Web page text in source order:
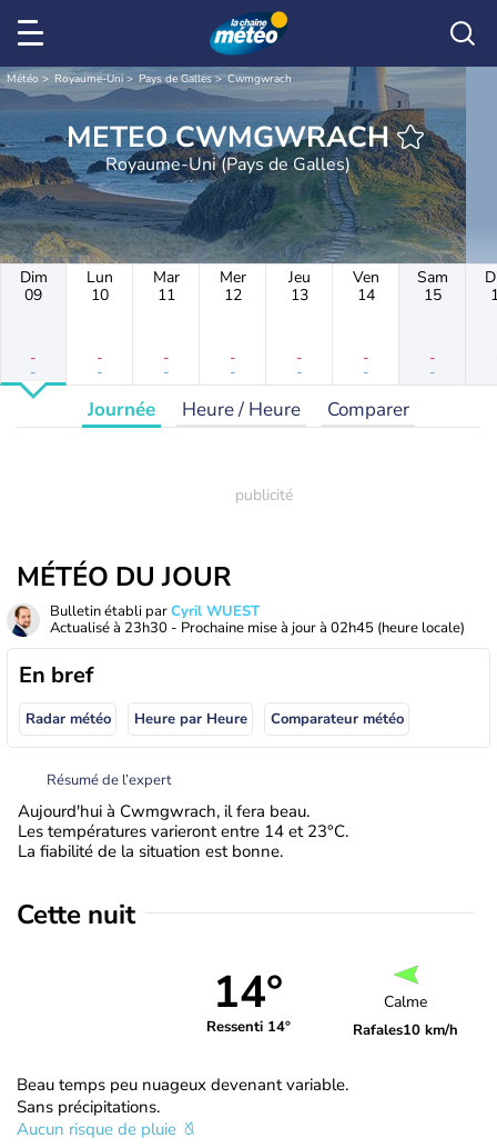
Météo Royaume-Uni Pays de Galles Cwmgwrach
METEO CWMGWRACH
Royaume-Uni (Pays de Galles)
Dim
09
-
-
Lun
10
-
-
Mar
11
-
-
Mer
12
-
-
Jeu
13
-
-
Ven
14
-
-
Sam
15
-
-
Journée Heure / Heure Comparer
MÉTÉO DU JOUR
Bulletin établi parCyril WUEST
Actualisé à 23h30 - Prochaine mise à jour à 02h45 (heure locale)
En bref
Radar météo Heure par Heure Comparateur météo
Résumé de l’expert
Aujourd'hui à Cwmgwrach, il fera beau.
Les températures varieront entre 14 et 23°C.
La fiabilité de la situation est bonne.
Cette nuit
14°
Ressenti 14°
Calme
Rafales10 km/h
Beau temps peu nuageux devenant variable.
Sans précipitations.
Aucun risque de pluie